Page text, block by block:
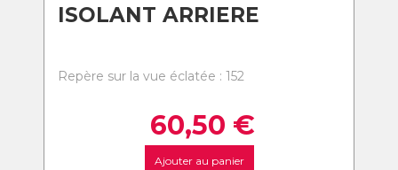
ISOLANT ARRIERE
Repère sur la vue éclatée : 152
60,50 €
Ajouter au panier